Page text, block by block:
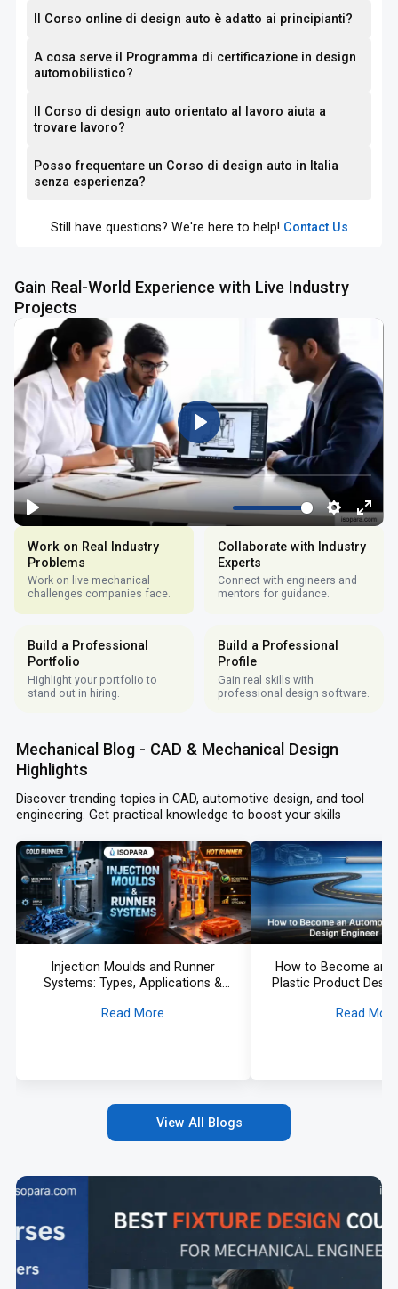
Il Corso online di design auto è adatto ai principianti?
A cosa serve il Programma di certificazione in design
automobilistico?
Il Corso di design auto orientato al lavoro aiuta a
trovare lavoro?
Posso frequentare un Corso di design auto in Italia
senza esperienza?
Still have questions? We're here to help! Contact Us
Gain Real-World Experience with Live Industry
Projects
Work on Real Industry
Problems
Work on live mechanical
challenges companies face.
Collaborate with Industry
Experts
Connect with engineers and
mentors for guidance.
Build a Professional
Portfolio
Highlight your portfolio to
stand out in hiring.
Build a Professional
Profile
Gain real skills with
professional design software.
Mechanical Blog - CAD & Mechanical Design
Highlights
Discover trending topics in CAD, automotive design, and tool
engineering. Get practical knowledge to boost your skills
Injection Moulds and Runner
Systems: Types, Applications &
Read More
How to Become an
Plastic Product
Read
View All Blogs